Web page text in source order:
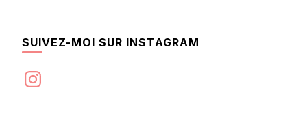
SUIVEZ-MOI SUR INSTAGRAM
Instagram